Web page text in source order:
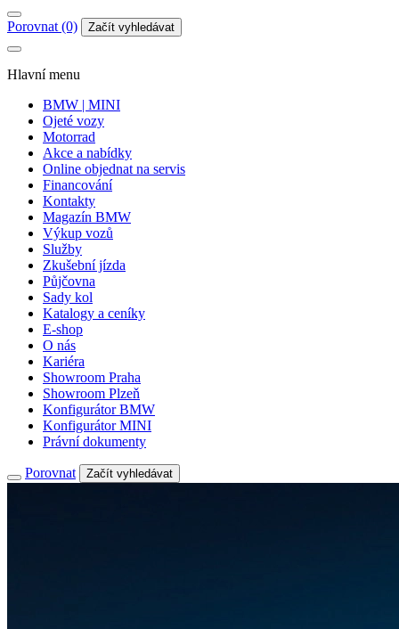
Porovnat (0) Začít vyhledávat
Hlavní menu
BMW | MINI
Ojeté vozy
Motorrad
Akce a nabídky
Online objednat na servis
Financování
Kontakty
Magazín BMW
Výkup vozů
Služby
Zkušební jízda
Půjčovna
Sady kol
Katalogy a ceníky
E-shop
O nás
Kariéra
Showroom Praha
Showroom Plzeň
Konfigurátor BMW
Konfigurátor MINI
Právní dokumenty
Porovnat Začít vyhledávat